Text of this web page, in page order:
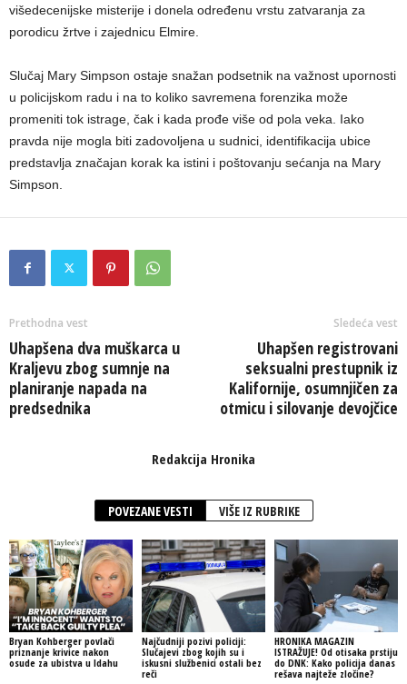
višedecenijske misterije i donela određenu vrstu zatvaranja za
porodicu žrtve i zajednicu Elmire.
Slučaj Mary Simpson ostaje snažan podsetnik na važnost upornosti
u policijskom radu i na to koliko savremena forenzika može
promeniti tok istrage, čak i kada prođe više od pola veka. Iako
pravda nije mogla biti zadovoljena u sudnici, identifikacija ubice
predstavlja značajan korak ka istini i poštovanju sećanja na Mary
Simpson.
Prethodna vest
Uhapšena dva muškarca u
Kraljevu zbog sumnje na
planiranje napada na
predsednika
Sledeća vest
Uhapšen registrovani
seksualni prestupnik iz
Kalifornije, osumnjičen za
otmicu i silovanje devojčice
Redakcija Hronika
POVEZANE VESTI VIŠE IZ RUBRIKE
Bryan Kohberger povlači
priznanje krivice nakon
osude za ubistva u Idahu
Najčudniji pozivi policiji:
Slučajevi zbog kojih su i
iskusni službenici ostali bez
reči
HRONIKA MAGAZIN
ISTRAŽUJE! Od otisaka prstiju
do DNK: Kako policija danas
rešava najteže zločine?